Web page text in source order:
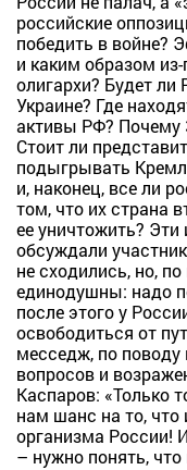
российские
победить в войне?
и каким образом
олигархи? Будет ли
Украине? Где
активы РФ? Почему
Стоит ли
подыгрывать
и, наконец, все ли
том, что их страна
ее уничтожить?
обсуждали
не сходились, но,
единодушны: надо
после этого у
освободиться от
месседж, по поводу
вопросов и
Каспаров: «Только
нам шанс на то, что
организма России!
– нужно понять,